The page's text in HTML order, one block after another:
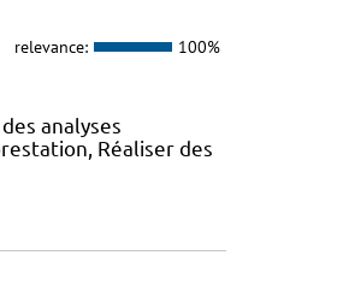
relevance: 100%
analyses
Réaliser des